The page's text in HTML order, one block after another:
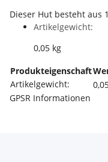
Dieser Hut besteht aus
Artikelgewicht:
0,05 kg
Produkteigenschaft
Artikelgewicht:
GPSR Informationen